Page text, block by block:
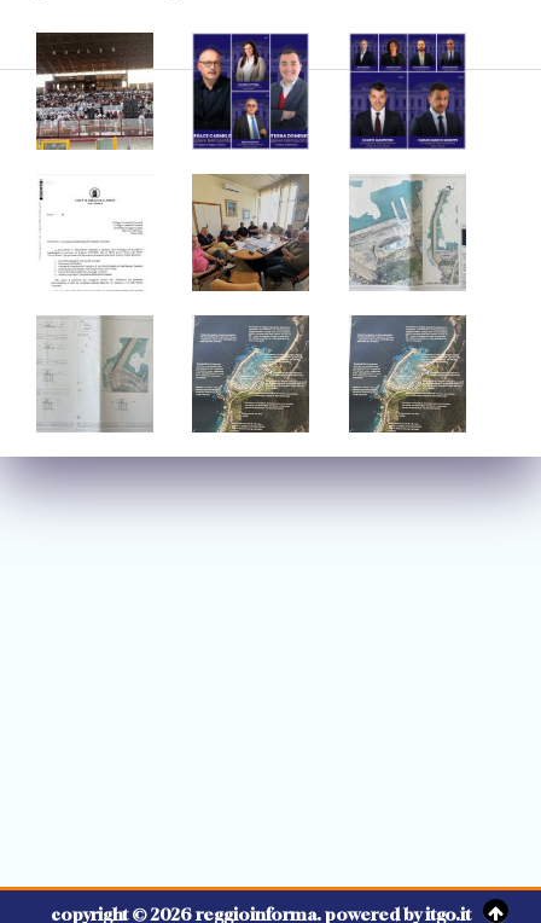
copyright © 2026 reggioinforma. powered by itgo.it